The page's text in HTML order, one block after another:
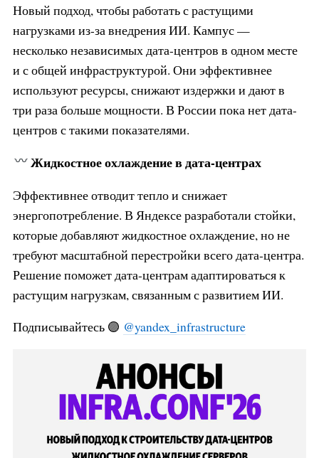
Новый подход, чтобы работать с растущими
нагрузками из-за внедрения ИИ. Кампус —
несколько независимых дата-центров в одном месте
и с общей инфраструктурой. Они эффективнее
используют ресурсы, снижают издержки и дают в
три раза больше мощности. В России пока нет дата-
центров с такими показателями.
Жидкостное охлаждение в дата-центрах
Эффективнее отводит тепло и снижает
энергопотребление. В Яндексе разработали стойки,
которые добавляют жидкостное охлаждение, но не
требуют масштабной перестройки всего дата-центра.
Решение поможет дата-центрам адаптироваться к
растущим нагрузкам, связанным с развитием ИИ.
Подписывайтесь 🟣 @yandex_infrastructure